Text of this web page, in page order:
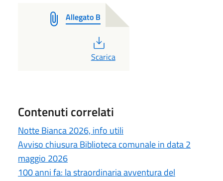
Allegato B
PDF
Scarica
Contenuti correlati
Notte Bianca 2026, info utili
Avviso chiusura Biblioteca comunale in data 2
maggio 2026
100 anni fa: la straordinaria avventura del